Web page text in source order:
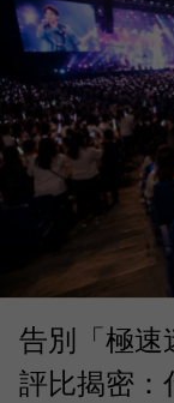
告別「極
評比揭密：